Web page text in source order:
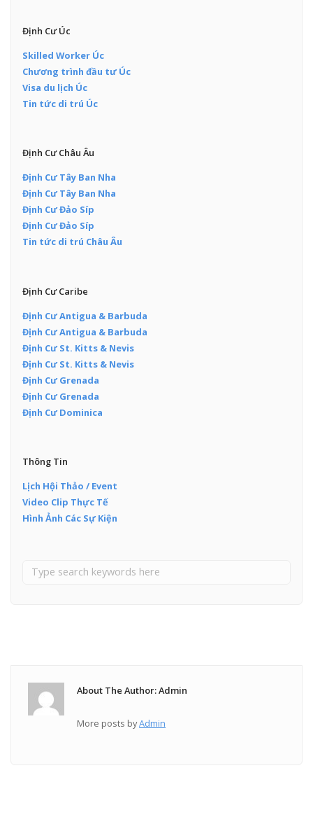
Định Cư Úc
Skilled Worker Úc
Chương trình đầu tư Úc
Visa du lịch Úc
Tin tức di trú Úc
Định Cư Châu Âu
Định Cư Tây Ban Nha
Định Cư Tây Ban Nha
Định Cư Đảo Síp
Định Cư Đảo Síp
Tin tức di trú Châu Âu
Định Cư Caribe
Định Cư Antigua & Barbuda
Định Cư Antigua & Barbuda
Định Cư St. Kitts & Nevis
Định Cư St. Kitts & Nevis
Định Cư Grenada
Định Cư Grenada
Định Cư Dominica
Thông Tin
Lịch Hội Thảo / Event
Video Clip Thực Tế
Hình Ảnh Các Sự Kiện
About The Author: Admin
More posts byAdmin